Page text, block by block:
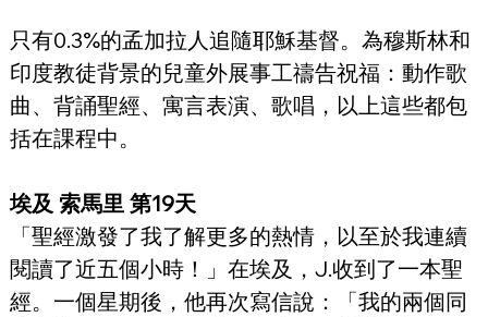
只有0.3%的孟加拉人追隨耶穌基督。為穆斯林和
印度教徒背景的兒童外展事工禱告祝福：動作歌
曲、背誦聖經、寓言表演、歌唱，以上這些都包
括在課程中。
埃及 索馬里 第19天
「聖經激發了我了解更多的熱情，以至於我連續
閱讀了近五個小時！」在埃及，J.收到了一本聖
經。一個星期後，他再次寫信說：「我的兩個同